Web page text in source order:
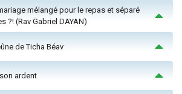
mélangé pour le repas et séparé
?! (Rav Gabriel DAYAN)
de Ticha Béav
ardent